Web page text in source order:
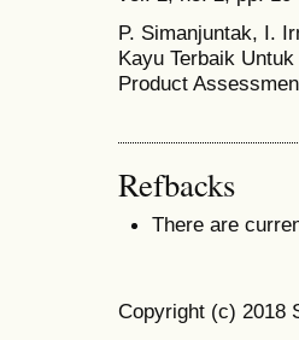
P. Simanjuntak, I.
Kayu Terbaik
Product
Refbacks
There are
Copyright (c) 2018